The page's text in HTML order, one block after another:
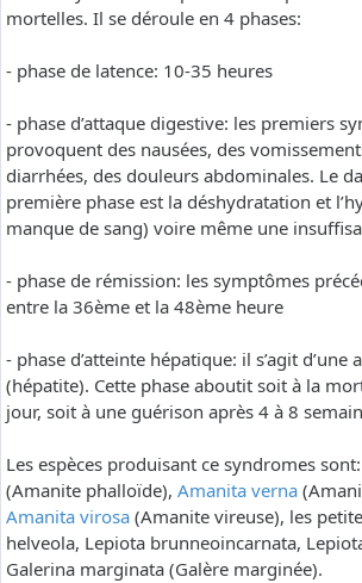
mortelles. Il se déroule en 4 phases:
- phase de latence: 10-35 heures
- phase d’attaque digestive: les premiers
provoquent des nausées, des
diarrhées, des douleurs abdominales. Le
première phase est la déshydratation et
manque de sang) voire même une
- phase de rémission: les symptômes
entre la 36ème et la 48ème heure
- phase d’atteinte hépatique: il s’agit
(hépatite). Cette phase aboutit soit à la
jour, soit à une guérison après 4 à 8
Les espèces produisant ce syndromes sont:
(Amanite phalloïde), Amanita verna
Amanita virosa (Amanite vireuse), les
helveola, Lepiota brunneoincarnata,
Galerina marginata (Galère marginée).